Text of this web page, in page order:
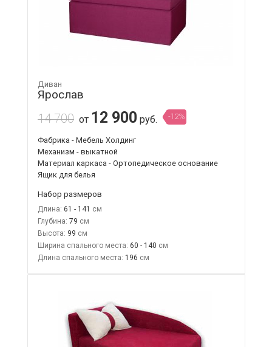
Диван
Ярослав
14 700 от 12 900 руб. -12%
Фабрика - Мебель Холдинг
Механизм - выкатной
Материал каркаса - Ортопедическое основание
Ящик для белья
Набор размеров
Длина: 61 - 141
Глубина: 79
Высота: 99
Ширина спального места: 60 - 140
Длина спального места: 196